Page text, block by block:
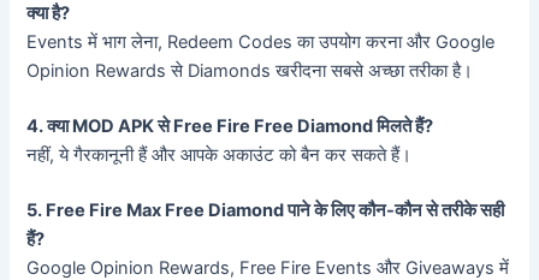
क्या है?
Events में भाग लेना, Redeem Codes का उपयोग करना और Google
Opinion Rewards से Diamonds खरीदना सबसे अच्छा तरीका है।
4. क्या MOD APK से Free Fire Free Diamond मिलते हैं?
नहीं, ये गैरकानूनी हैं और आपके अकाउंट को बैन कर सकते हैं।
5. Free Fire Max Free Diamond पाने के लिए कौन-कौन से तरीके सही
हैं?
Google Opinion Rewards, Free Fire Events और Giveaways में